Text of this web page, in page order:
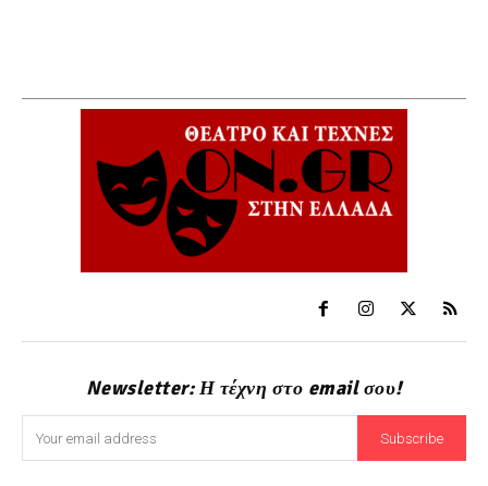
Newsletter: Η τέχνη στο email σου!
Subscribe